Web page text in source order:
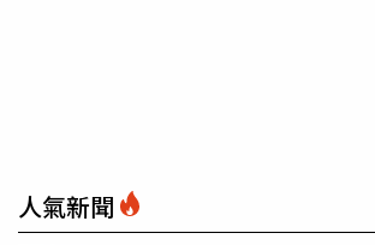
人氣新聞